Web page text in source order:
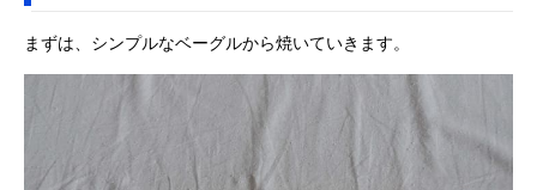
まずは、シンプルなベーグルから焼いていきます。